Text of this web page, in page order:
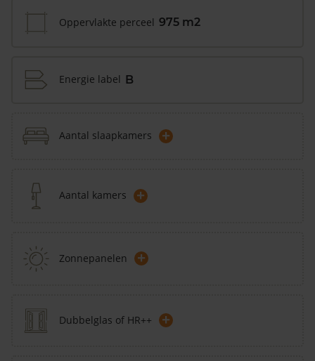
Oppervlakte perceel 975 m2
Energie label B
Aantal slaapkamers +
Aantal kamers +
Zonnepanelen +
Dubbelglas of HR++ +